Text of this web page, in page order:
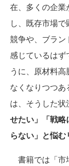
在、多くの企
し、既存市場
競争や、ブラ
感じているはず
うに、原材料
なくなりつつ
は、そうした状
せたい」「戦
らない」と悩む
書籍では「市